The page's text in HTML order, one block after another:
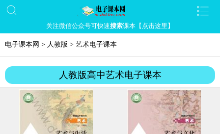
关注微信公众号可快速搜索课本【点击这里】
电子课本网 > 人教版 > 艺术电子课本
人教版高中艺术电子课本